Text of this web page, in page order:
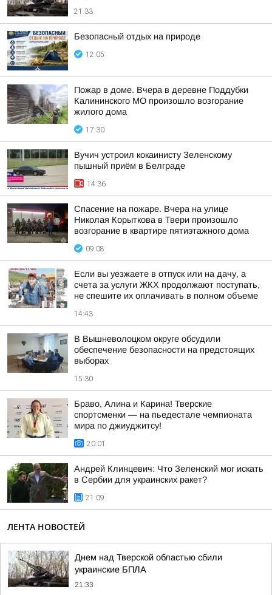
21:33
Безопасный отдых на природе
12:05
Пожар в доме. Вчера в деревне Поддубки
Калининского МО произошло возгорание
жилого дома
17:30
Вучич устроил кокаинисту Зеленскому
пышный приём в Белграде
14:36
Спасение на пожаре. Вчера на улице
Николая Корыткова в Твери произошло
возгорание в квартире пятиэтажного дома
09:08
Если вы уезжаете в отпуск или на дачу, а
счета за услуги ЖКХ продолжают поступать,
не спешите их оплачивать в полном объеме
14:43
В Вышневолоцком округе обсудили
обеспечение безопасности на предстоящих
выборах
15:30
Браво, Алина и Карина! Тверские
спортсменки — на пьедестале чемпионата
мира по джиуджитсу!
20:01
Андрей Клинцевич: Что Зеленский мог искать
в Сербии для украинских ракет?
21:09
ЛЕНТА НОВОСТЕЙ
Днем над Тверской областью сбили
украинские БПЛА
21:33